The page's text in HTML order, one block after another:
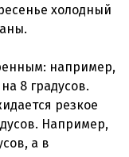
холодный
например,
8 градусов.
резкое
Например,
а в